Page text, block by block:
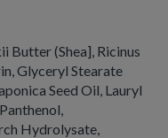
Butter (Shea], Ricinus
Glyceryl Stearate
Seed Oil, Lauryl
Hydrolysate,